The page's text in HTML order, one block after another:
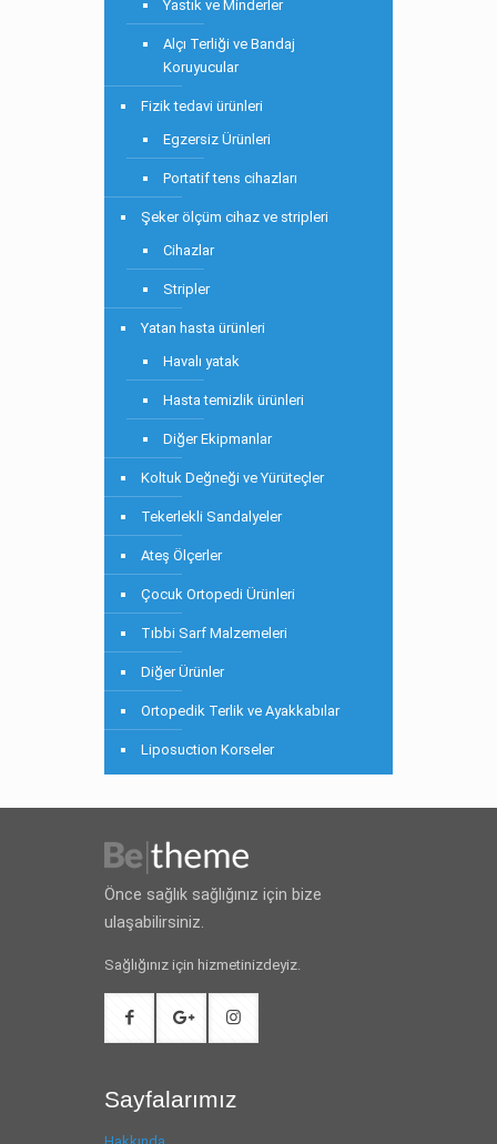
Yastık ve Minderler
Alçı Terliği ve Bandaj
Koruyucular
Fizik tedavi ürünleri
Egzersiz Ürünleri
Portatif tens cihazları
Şeker ölçüm cihaz ve stripleri
Cihazlar
Stripler
Yatan hasta ürünleri
Havalı yatak
Hasta temizlik ürünleri
Diğer Ekipmanlar
Koltuk Değneği ve Yürüteçler
Tekerlekli Sandalyeler
Ateş Ölçerler
Çocuk Ortopedi Ürünleri
Tıbbi Sarf Malzemeleri
Diğer Ürünler
Ortopedik Terlik ve Ayakkabılar
Liposuction Korseler
Önce sağlık sağlığınız için bize
ulaşabilirsiniz.
Sağlığınız için hizmetinizdeyiz.
Sayfalarımız